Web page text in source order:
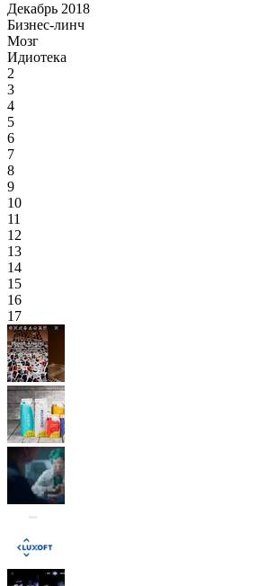
Декабрь 2018
Бизнес-линч
Мозг
Идиотека
2
3
4
5
6
7
8
9
10
11
12
13
14
15
16
17